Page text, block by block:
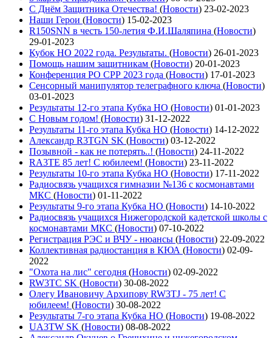
С Днём Защитника Отечества! (Новости) 23-02-2023
Наши Герои (Новости) 15-02-2023
R150SNN в честь 150-летия Ф.И.Шаляпина (Новости)
29-01-2023
Кубок НО 2022 года. Результаты. (Новости) 26-01-2023
Помощь нашим защитникам (Новости) 20-01-2023
Конференция РО СРР 2023 года (Новости) 17-01-2023
Сенсорный манипулятор телеграфного ключа (Новости)
03-01-2023
Результаты 12-го этапа Кубка НО (Новости) 01-01-2023
С Новым годом! (Новости) 31-12-2022
Результаты 11-го этапа Кубка НО (Новости) 14-12-2022
Александр R3TGN SK (Новости) 03-12-2022
Позывной - как не потерять..! (Новости) 24-11-2022
RA3TE 85 лет! С юбилеем! (Новости) 23-11-2022
Результаты 10-го этапа Кубка НО (Новости) 17-11-2022
Радиосвязь учащихся гимназии №136 с космонавтами
МКС (Новости) 01-11-2022
Результаты 9-го этапа Кубка НО (Новости) 14-10-2022
Радиосвязь учащихся Нижегородской кадетской школы с
космонавтами МКС (Новости) 07-10-2022
Регистрация РЭС и ВЧУ - нюансы (Новости) 22-09-2022
Коллективная радиостанция в КЮА (Новости) 02-09-
2022
"Охота на лис" сегодня (Новости) 02-09-2022
RW3TC SK (Новости) 30-08-2022
Олегу Ивановичу Архипову RW3TJ - 75 лет! С
юбилеем! (Новости) 30-08-2022
Результаты 7-го этапа Кубка НО (Новости) 19-08-2022
UA3TW SK (Новости) 08-08-2022